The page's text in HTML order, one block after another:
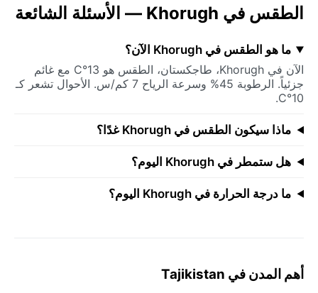
الطقس في Khorugh — الأسئلة الشائعة
ما هو الطقس في Khorugh الآن؟
الآن في Khorugh، طاجكستان، الطقس هو 13°C مع غائم
جزئياً. الرطوبة 45% وسرعة الرياح 7 كم/س. الأحوال تشعر كـ
10°C.
ماذا سيكون الطقس في Khorugh غدًا؟
هل ستمطر في Khorugh اليوم؟
ما درجة الحرارة في Khorugh اليوم؟
أهم المدن في Tajikistan